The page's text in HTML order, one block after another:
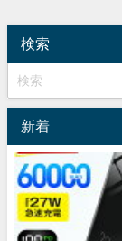
検索
新着